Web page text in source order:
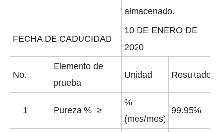
Acetato de vinilo de fábrica de síntesis de polvo
almacenado.
FECHA DE CADUCIDAD
10 DE ENERO DE
2020
No.
Elemento de
prueba
Unidad Resultado
1 Pureza % ≥
%
(mes/mes)
99.95%